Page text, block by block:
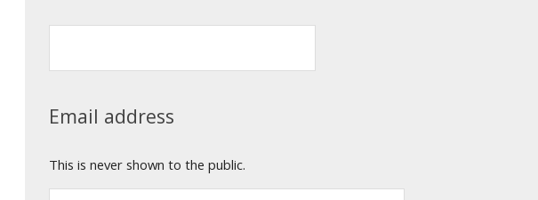
Email address
This is never shown to the public.